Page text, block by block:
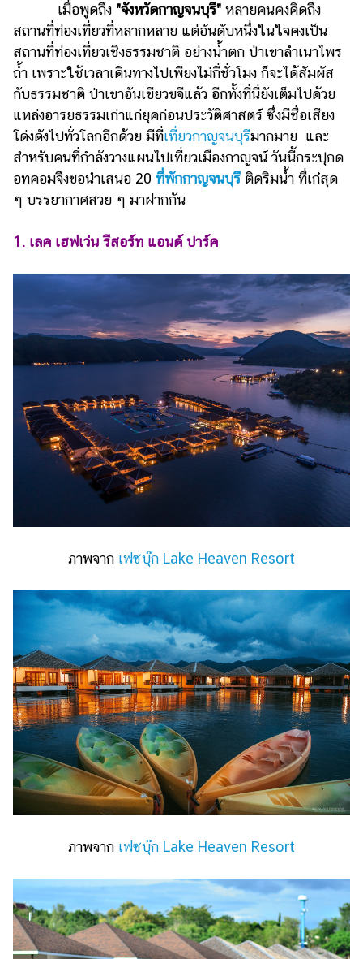
ไตล์
ดูด
วง
ผู้
หญิง
ผู้ชาย
สุขภาพ
อาหาร
ช้อป
ปิ้ง
รถยนต์
บ้าน
และ
ถือ
ราคา
วา
ไร
ตี้
แต่งงาน
แม่
และ
เด็ก
บริการ
เมื่อพูดถึง "จังหวัดกาญจนบุรี" หลายคนคงคิดถึง
สถานที่ท่องเที่ยวที่หลากหลาย แต่อันดับหนึ่งในใจคงเป็น
สถานที่ท่องเที่ยวเชิงธรรมชาติ อย่างน้ำตก ป่าเขาลำเนาไพร
ถ้ำ เพราะใช้เวลาเดินทางไปเพียงไม่กี่ชั่วโมง ก็จะได้สัมผัส
กับธรรมชาติ ป่าเขาอันเขียวขจีแล้ว อีกทั้งที่นี่ยังเต็มไปด้วย
แหล่งอารยธรรมเก่าแก่ยุคก่อนประวัติศาสตร์ ซึ่งมีชื่อเสียง
โด่งดังไปทั่วโลกอีกด้วย มีที่เที่ยวกาญจนบุรีมากมาย และ
สำหรับคนที่กำลังวางแผนไปเที่ยวเมืองกาญจน์ วันนี้กระปุกด
อทคอมจึงขอนำเสนอ 20 ที่พักกาญจนบุรีติดริมน้ำ ที่เก๋สุด
ๆ บรรยากาศสวย ๆ มาฝากกัน
1. เลค เฮฟเว่น รีสอร์ท แอนด์ ปาร์ค
ภาพจาก เฟซบุ๊ก Lake Heaven Resort
ภาพจาก เฟซบุ๊ก Lake Heaven Resort